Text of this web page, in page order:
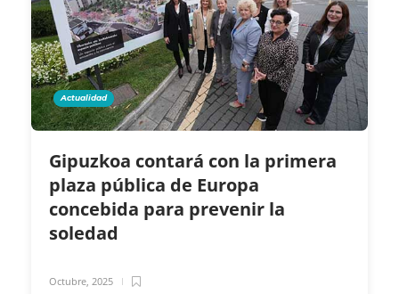
Actualidad
Gipuzkoa contará con la primera
plaza pública de Europa
concebida para prevenir la
soledad
Octubre, 2025